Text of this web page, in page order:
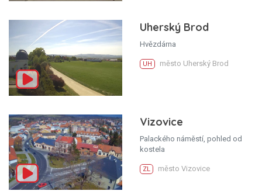
Uherský Brod
Hvězdárna
UH město Uherský Brod
Vizovice
Palackého náměstí, pohled od
kostela
ZL město Vizovice